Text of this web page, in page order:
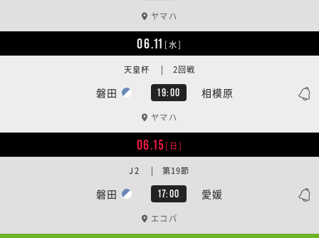
ヤマハ
06.11 [水]
磐田 19:00 相模原
天皇杯 | 2回戦
ヤマハ
06.15[日]
磐田 17:00 愛媛
J2 | 第19節
エコパ